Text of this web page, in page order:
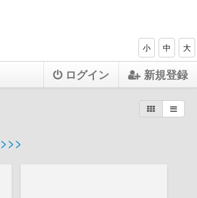
小 中 大
ログイン 新規登録